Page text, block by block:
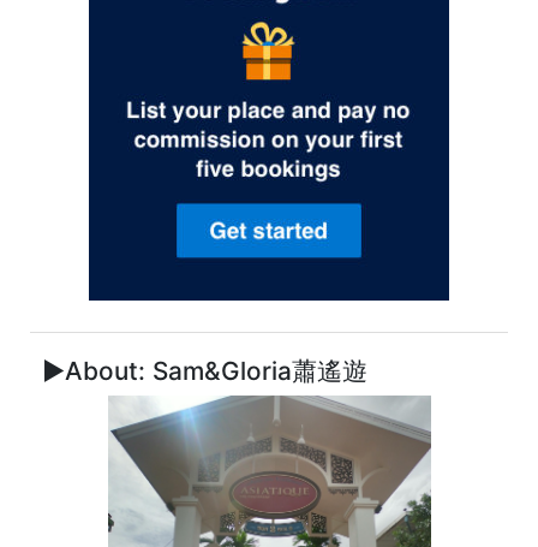
►About: Sam&Gloria蕭遙遊